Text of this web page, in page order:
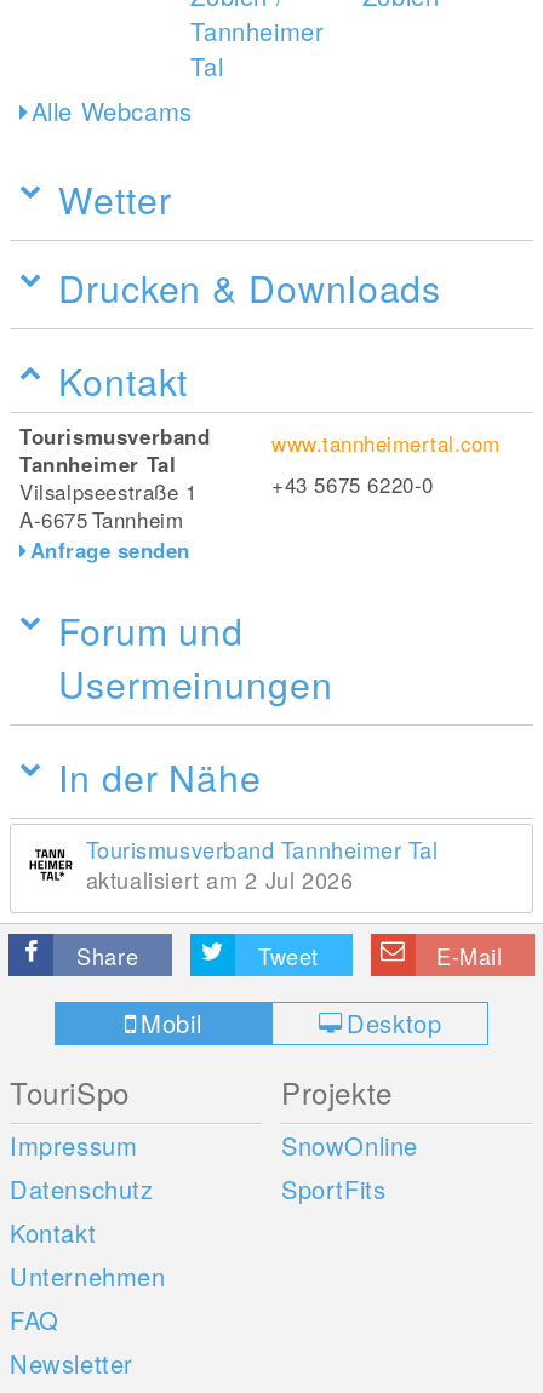
Alle Webcams
Wetter
Drucken & Downloads
Kontakt
Tourismusverband
Tannheimer Tal
Vilsalpseestraße 1
A-6675Tannheim
Anfrage senden
www.tannheimertal.com
+43 5675 6220-0
Forum und
Usermeinungen
In der Nähe
Tourismusverband Tannheimer Tal
aktualisiert am 2 Jul 2026
Share Tweet E-Mail
Mobil Desktop
TouriSpo
Impressum
Datenschutz
Kontakt
Unternehmen
FAQ
Newsletter
Projekte
SnowOnline
SportFits